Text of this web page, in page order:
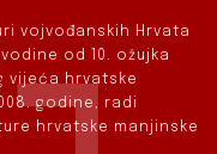
vojvođanskih Hrvata
od 10. ožujka
vijeća hrvatske
godine, radi
hrvatske manjinske